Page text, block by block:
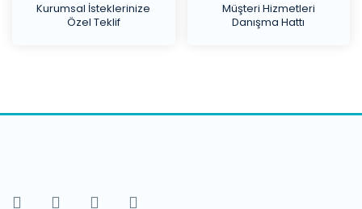
Kurumsal İsteklerinize
Özel Teklif
Müşteri Hizmetleri
Danışma Hattı